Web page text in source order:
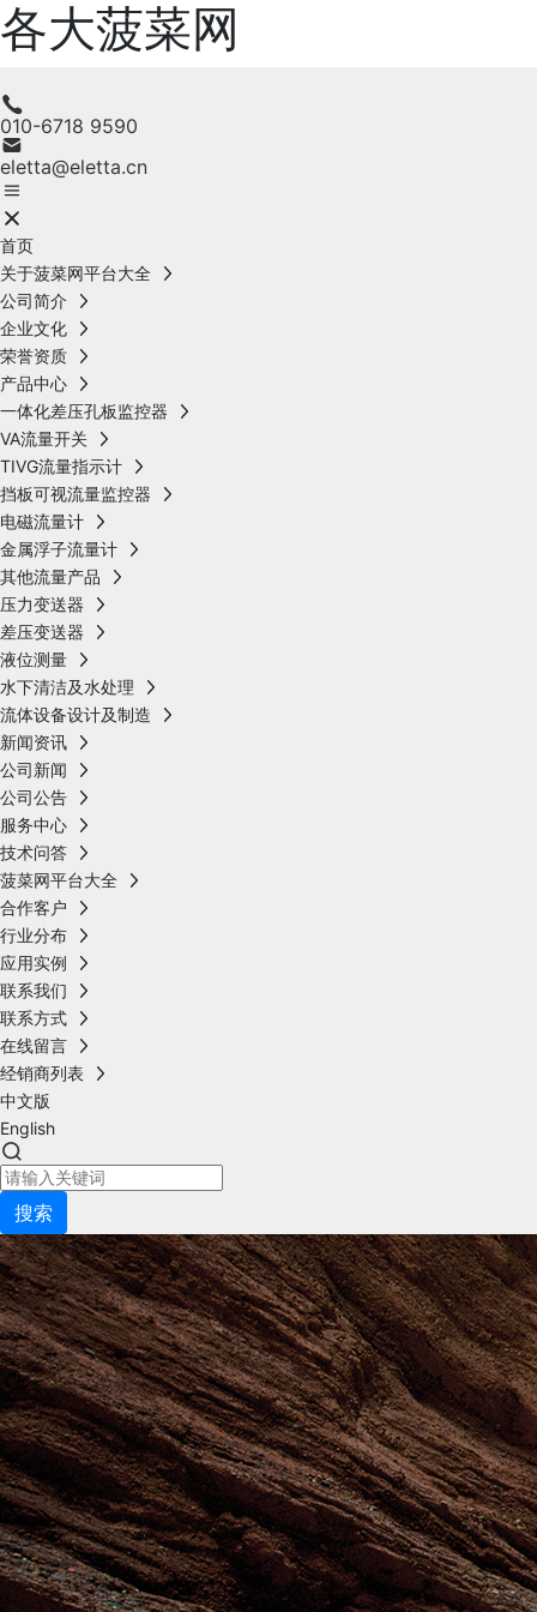
各大菠菜网
010-6718 9590
eletta@eletta.cn
首页
关于菠菜网平台大全
公司简介
企业文化
荣誉资质
产品中心
一体化差压孔板监控器
VA流量开关
TIVG流量指示计
挡板可视流量监控器
电磁流量计
金属浮子流量计
其他流量产品
压力变送器
差压变送器
液位测量
水下清洁及水处理
流体设备设计及制造
新闻资讯
公司新闻
公司公告
服务中心
技术问答
菠菜网平台大全
合作客户
行业分布
应用实例
联系我们
联系方式
在线留言
经销商列表
中文版
English
搜索